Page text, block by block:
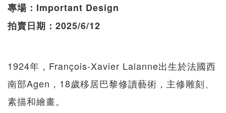
專場：Important Design
拍賣日期：2025/6/12
1924年，François-Xavier Lalanne出生於法國西
南部Agen，18歲移居巴黎修讀藝術，主修雕刻、
素描和繪畫。